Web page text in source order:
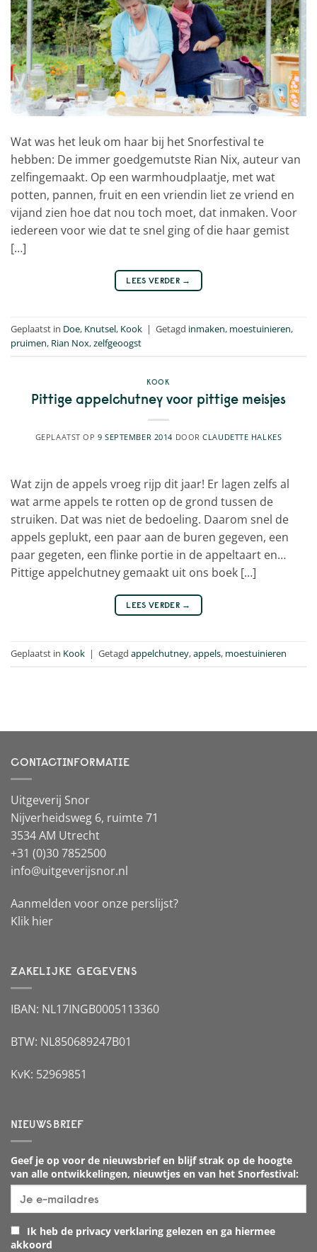
Wat was het leuk om haar bij het Snorfestival te
hebben: De immer goedgemutste Rian Nix, auteur van
zelfingemaakt. Op een warmhoudplaatje, met wat
potten, pannen, fruit en een vriendin liet ze vriend en
vijand zien hoe dat nou toch moet, dat inmaken. Voor
iedereen voor wie dat te snel ging of die haar gemist
[…]
LEES VERDER →
Geplaatst in Doe, Knutsel, Kook | Getagd inmaken, moestuinieren,
pruimen, Rian Nox,zelfgeoogst
KOOK
Pittige appelchutney voor pittige meisjes
GEPLAATST OP 9 SEPTEMBER 2014 DOORCLAUDETTE HALKES
Wat zijn de appels vroeg rijp dit jaar! Er lagen zelfs al
wat arme appels te rotten op de grond tussen de
struiken. Dat was niet de bedoeling. Daarom snel de
appels geplukt, een paar aan de buren gegeven, een
paar gegeten, een flinke portie in de appeltaart en…
Pittige appelchutney gemaakt uit ons boek […]
LEES VERDER →
Geplaatst in Kook | Getagd appelchutney,appels, moestuinieren
CONTACTINFORMATIE
Uitgeverij Snor
Nijverheidsweg 6, ruimte 71
3534 AM Utrecht
+31 (0)30 7852500
info@uitgeverijsnor.nl
Aanmelden voor onze perslijst?
Klik hier
ZAKELIJKE GEGEVENS
IBAN: NL17INGB0005113360
BTW: NL850689247B01
KvK: 52969851
NIEUWSBRIEF
Geef je op voor de nieuwsbrief en blijf strak op de hoogte
van alle ontwikkelingen, nieuwtjes en van het Snorfestival:
Ik heb de privacy verklaring gelezen en ga hiermee
akkoord